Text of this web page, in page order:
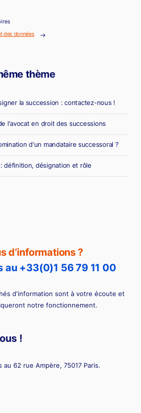
d’informations ?
au +33(0)1 56 79 11 00
d'information sont à votre écoute et
notre fonctionnement.
!
62 rue Ampère, 75017 Paris.
des données
thème
la succession : contactez-nous !
l'avocat en droit des successions
d'un mandataire successoral ?
définition, désignation et rôle